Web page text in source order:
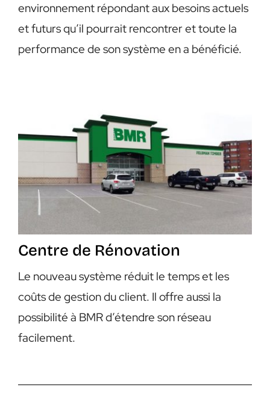
environnement répondant aux besoins actuels
et futurs qu’il pourrait rencontrer et toute la
performance de son système en a bénéficié.
Centre de Rénovation
Le nouveau système réduit le temps et les
coûts de gestion du client. Il offre aussi la
possibilité à BMR d’étendre son réseau
facilement.